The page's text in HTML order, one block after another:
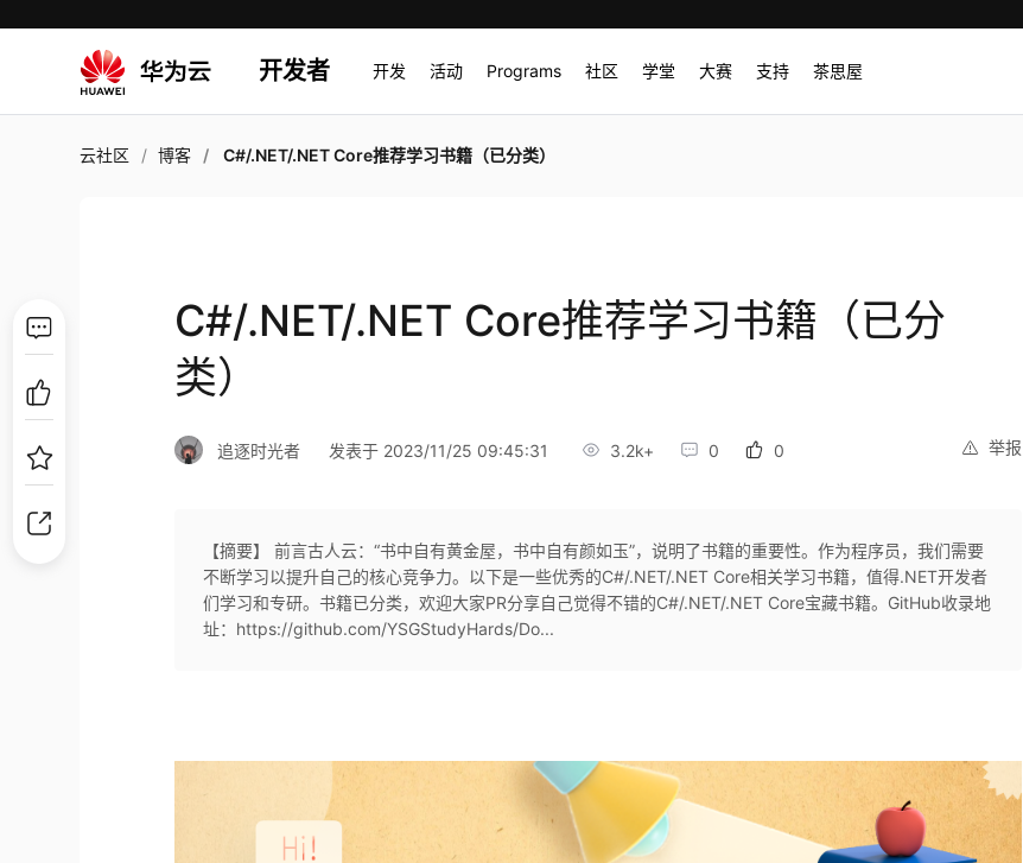
开发者 开发 活动 Programs 社区 学堂 大赛 支持 茶思屋
云社区 博客 C#/.NET/.NET Core推荐学习书籍（已分类）
C#/.NET/.NET Core推荐学习书籍（已分
类）
举报
追逐时光者 发表于 2023/11/25 09:45:31 3.2k+ 0 0
【摘要】 前言古人云：“书中自有黄金屋，书中自有颜如玉”，说明了书籍的重要性。作为程序员，我们需要
不断学习以提升自己的核心竞争力。以下是一些优秀的C#/.NET/.NET Core相关学习书籍，值得.NET开发者
们学习和专研。书籍已分类，欢迎大家PR分享自己觉得不错的C#/.NET/.NET Core宝藏书籍。GitHub收录地
址：https://github.com/YSGStudyHards/Do...